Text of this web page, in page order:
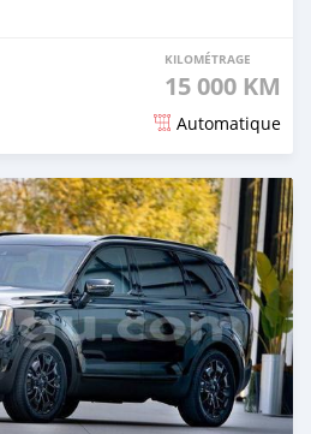
KILOMÉTRAGE
15 000 KM
Automatique